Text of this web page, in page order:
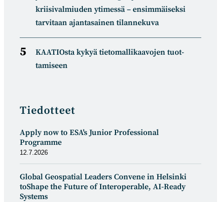
kriisivalmiuden ytimessä – ensimmäiseksi
tarvitaan ajantasainen tilannekuva
KAATIOsta kykyä tietomal­likaa­vojen tuot­
tamiseen
Tiedotteet
Apply now to ESA's Junior Professional
Programme
12.7.2026
Global Geospatial Leaders Convene in Helsinki
toShape the Future of Interoperable, AI-Ready
Systems